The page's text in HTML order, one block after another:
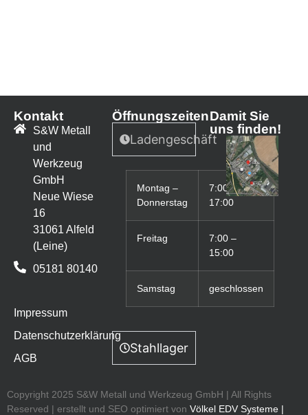
Kontakt
S&W Metall
und
Werkzeug
GmbH
Neue Wiese
16
31061 Alfeld
(Leine)
05181 80140
Impressum
Datenschutzerklärung
AGB
Öffnungszeiten
Ladengeschäft
Montag –
Donnerstag
7:00 –
17:00
Freitag
7:00 –
15:00
Samstag geschlossen
Stahllager
Damit Sie
uns finden!
Copyright 2025 S&W Metall und Werkzeug GmbH | All Rights
Reserved | erstellt und SEO optimiert von Völkel EDV Systeme |